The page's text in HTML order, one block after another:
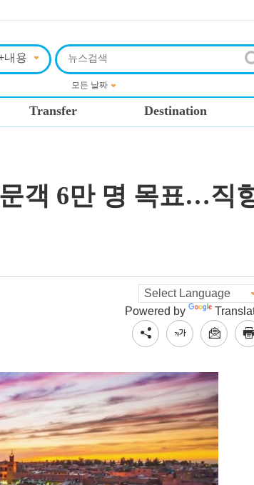
Transfer Destination
객 6만 명 목표…직
Powered by